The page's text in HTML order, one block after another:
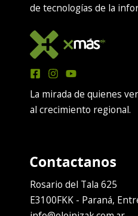
de tecnologías de la
La mirada de quienes
al crecimiento regional.
Rosario del Tala 625
E3100FKK - Paraná,